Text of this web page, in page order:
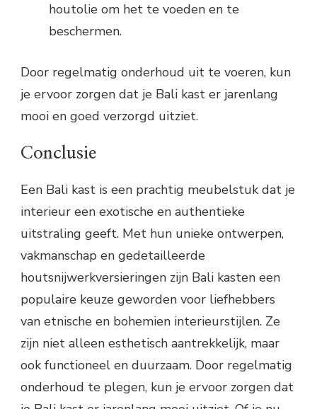
houtolie om het te voeden en te
beschermen.
Door regelmatig onderhoud uit te voeren, kun
je ervoor zorgen dat je Bali kast er jarenlang
mooi en goed verzorgd uitziet.
Conclusie
Een Bali kast is een prachtig meubelstuk dat je
interieur een exotische en authentieke
uitstraling geeft. Met hun unieke ontwerpen,
vakmanschap en gedetailleerde
houtsnijwerkversieringen zijn Bali kasten een
populaire keuze geworden voor liefhebbers
van etnische en bohemien interieurstijlen. Ze
zijn niet alleen esthetisch aantrekkelijk, maar
ook functioneel en duurzaam. Door regelmatig
onderhoud te plegen, kun je ervoor zorgen dat